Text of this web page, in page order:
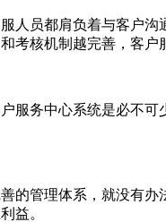
员都肩负着与客户沟
考核机制越完善，客
务中心系统是必不可
管理体系，就没有办
益。